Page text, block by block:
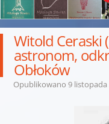
Witold Ceraski
astronom,
Obłoków
Opublikowano 9 listopada